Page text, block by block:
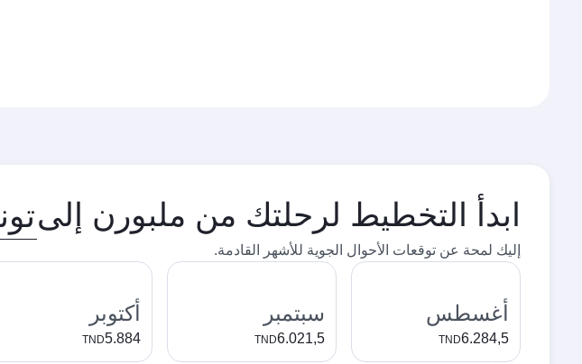
ابدأ التخطيط لرحلتك من ملبورن إلى
إليك لمحة عن توقعات الأحوال الجوية للأشهر القادمة.
أغسطس
TND6.284,5
سبتمبر
TND6.021,5
أكتوبر
TND5.884